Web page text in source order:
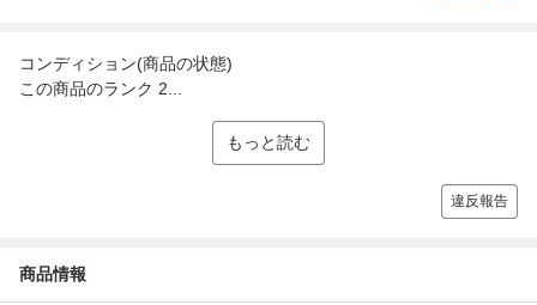
コンディション(商品の状態)
この商品のランク 2...
もっと読む
違反報告
商品情報